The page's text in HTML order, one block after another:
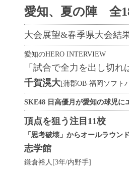
愛知、夏の陣 全
大会展望&春季県大会結
愛知のHERO INTERVIEW
「試合で全力を出し切れ
千賀滉大[蒲郡OB-福岡ソフト
SKE48 日高優月が愛知の球児に
頂点を狙う注目11校
「思考破壊」からオールラウン
志学館
鎌倉裕人[3年/内野手]